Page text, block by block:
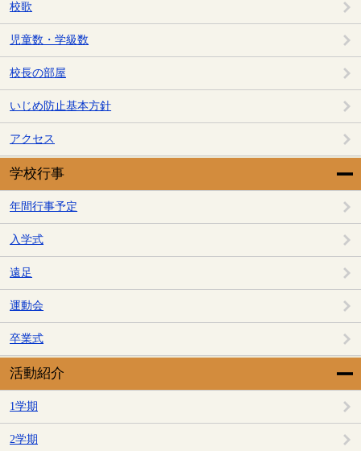
校歌
児童数・学級数
校長の部屋
いじめ防止基本方針
アクセス
学校行事
年間行事予定
入学式
遠足
運動会
卒業式
活動紹介
1学期
2学期